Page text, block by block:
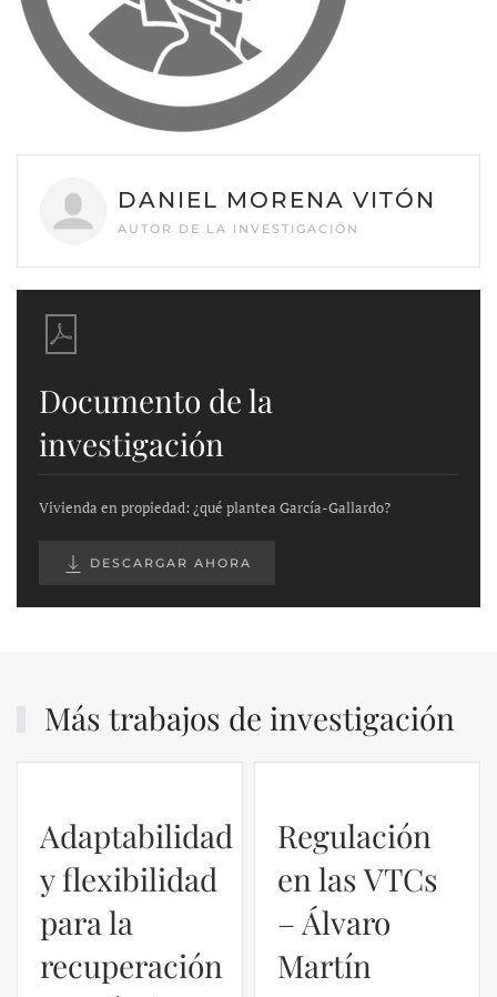
DANIEL MORENA VITÓN
AUTOR DE LA INVESTIGACIÓN
Documento de la
investigación
Vivienda en propiedad: ¿qué plantea García-Gallardo?
DESCARGAR AHORA
Más trabajos de investigación
Adaptabilidad
y flexibilidad
para la
recuperación
Regulación
en las VTCs
– Álvaro
Martín